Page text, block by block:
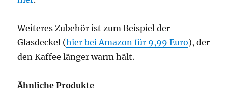
Weiteres Zubehör ist zum Beispiel der
Glasdeckel (hier bei Amazon für 9,99 Euro), der
den Kaffee länger warm hält.
Ähnliche Produkte